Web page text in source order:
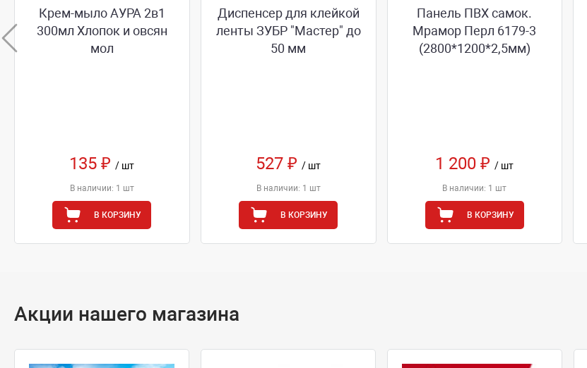
Крем-мыло АУРА 2в1
300мл Хлопок и овсян
мол
135 ₽/ шт
В наличии: 1 шт
В КОРЗИНУ
Диспенсер для клейкой
ленты ЗУБР "Мастер" до
50 мм
527 ₽/ шт
В наличии: 1 шт
В КОРЗИНУ
Панель ПВХ самок.
Мрамор Перл 6179-3
(2800*1200*2,5мм)
1 200 ₽/ шт
В наличии: 1 шт
В КОРЗИНУ
Акции нашего магазина